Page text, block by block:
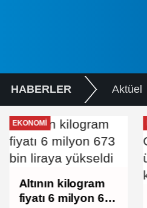
HABERLER Aktüel
EKONOMI
Altının kilogram
fiyatı 6 milyon 673